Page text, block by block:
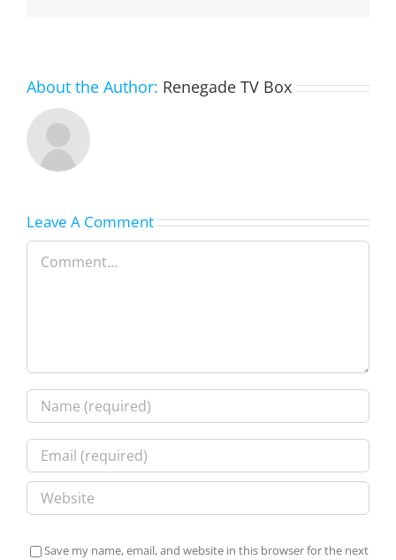
About the Author: Renegade TV Box
Leave A Comment
Comment
Save my name, email, and website in this browser for the next